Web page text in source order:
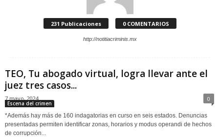
231 Publicaciones 0 COMENTARIOS
http://notitiacriminis.mx
TEO, Tu abogado virtual, logra llevar ante el
juez tres casos...
7 mayo, 2024 0
Escena del crimen
*Además hay más de 160 indagatorias en curso en seis estados. Denuncias
presentadas permiten identificar zonas, horarios y modus operandi de hechos
de corrupción...